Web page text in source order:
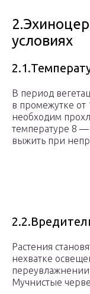
условиях
В период
в промежутке от
необходим
температуре 8
выжить при
Растения
нехватке
Мучнистые